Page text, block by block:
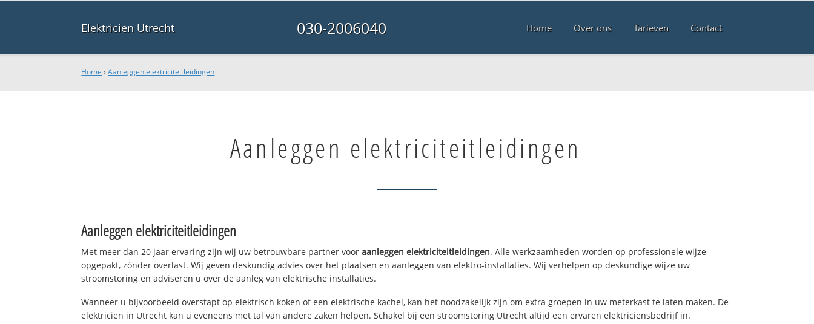
Elektricien Utrecht 030-2006040 Home Over ons Tarieven Contact
Home ›Aanleggen elektriciteitleidingen
Aanleggen elektriciteitleidingen
Aanleggen elektriciteitleidingen
Met meer dan 20 jaar ervaring zijn wij uw betrouwbare partner vooraanleggen elektriciteitleidingen. Alle werkzaamheden worden op professionele wijze
opgepakt, zónder overlast. Wij geven deskundig advies over het plaatsen en aanleggen van elektro-installaties. Wij verhelpen op deskundige wijze uw
stroomstoring en adviseren u over de aanleg van elektrische installaties.
Wanneer u bijvoorbeeld overstapt op elektrisch koken of een elektrische kachel, kan het noodzakelijk zijn om extra groepen in uw meterkast te laten maken. De
elektricien in Utrecht kan u eveneens met tal van andere zaken helpen. Schakel bij een stroomstoring Utrecht altijd een ervaren elektriciensbedrijf in.